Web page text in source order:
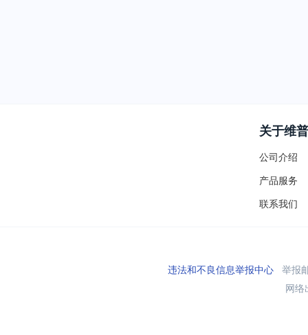
关于维普
公司介绍
产品服务
联系我们
违法和不良信息举报中心举报
网